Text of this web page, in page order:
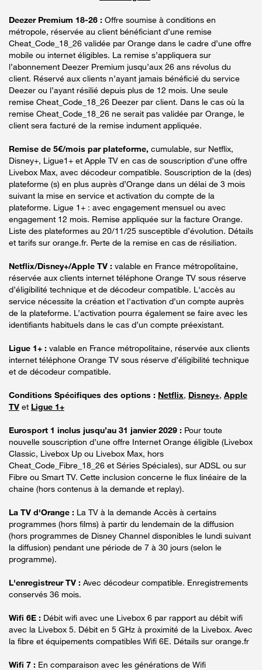
Deezer Premium 18-26 : Offre soumise à conditions en
métropole, réservée au client bénéficiant d’une remise
Cheat_Code_18_26 validée par Orange dans le cadre d’une offre
mobile ou internet éligibles. La remise s’appliquera sur
l’abonnement Deezer Premium jusqu’aux 26 ans révolus du
client. Réservé aux clients n’ayant jamais bénéficié du service
Deezer ou l’ayant résilié depuis plus de 12 mois. Une seule
remise Cheat_Code_18_26 Deezer par client. Dans le cas où la
remise Cheat_Code_18_26 ne serait pas validée par Orange, le
client sera facturé de la remise indument appliquée.
Remise de 5€/mois par plateforme, cumulable, sur Netflix,
Disney+, Ligue1+ et Apple TV en cas de souscription d’une offre
Livebox Max, avec décodeur compatible. Souscription de la (des)
plateforme (s) en plus auprès d’Orange dans un délai de 3 mois
suivant la mise en service et activation du compte de la
plateforme. Ligue 1+ : avec engagement mensuel ou avec
engagement 12 mois. Remise appliquée sur la facture Orange.
Liste des plateformes au 20/11/25 susceptible d’évolution. Détails
et tarifs sur orange.fr. Perte de la remise en cas de résiliation.
Netflix/Disney+/Apple TV : valable en France métropolitaine,
réservée aux clients internet téléphone Orange TV sous réserve
d’éligibilité technique et de décodeur compatible. L'accès au
service nécessite la création et l'activation d'un compte auprès
de la plateforme. L’activation pourra également se faire avec les
identifiants habituels dans le cas d’un compte préexistant.
Ligue 1+ : valable en France métropolitaine, réservée aux clients
internet téléphone Orange TV sous réserve d’éligibilité technique
et de décodeur compatible.
Conditions Spécifiques des options : Netflix, Disney+, Apple
TV et Ligue 1+
Eurosport 1 inclus jusqu’au 31 janvier 2029 : Pour toute
nouvelle souscription d’une offre Internet Orange éligible (Livebox
Classic, Livebox Up ou Livebox Max, hors
Cheat_Code_Fibre_18_26 et Séries Spéciales), sur ADSL ou sur
Fibre ou Smart TV. Cette inclusion concerne le flux linéaire de la
chaine (hors contenus à la demande et replay).
La TV d'Orange : La TV à la demande Accès à certains
programmes (hors films) à partir du lendemain de la diffusion
(hors programmes de Disney Channel disponibles le lundi suivant
la diffusion) pendant une période de 7 à 30 jours (selon le
programme).
L'enregistreur TV : Avec décodeur compatible. Enregistrements
conservés 36 mois.
Wifi 6E : Débit wifi avec une Livebox 6 par rapport au débit wifi
avec la Livebox 5. Débit en 5 GHz à proximité de la Livebox. Avec
la fibre et équipements compatibles Wifi 6E. Détails sur orange.fr
Wifi 7 : En comparaison avec les générations de Wifi